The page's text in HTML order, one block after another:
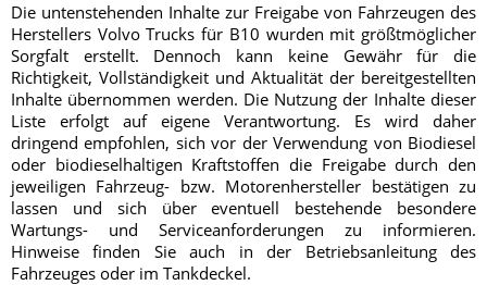
Die untenstehenden Inhalte zur Freigabe von Fahrzeugen des
Herstellers Volvo Trucks für B10 wurden mit größtmöglicher
Sorgfalt erstellt. Dennoch kann keine Gewähr für die
Richtigkeit, Vollständigkeit und Aktualität der bereitgestellten
Inhalte übernommen werden. Die Nutzung der Inhalte dieser
Liste erfolgt auf eigene Verantwortung. Es wird daher
dringend empfohlen, sich vor der Verwendung von Biodiesel
oder biodieselhaltigen Kraftstoffen die Freigabe durch den
jeweiligen Fahrzeug- bzw. Motorenhersteller bestätigen zu
lassen und sich über eventuell bestehende besondere
Wartungs- und Serviceanforderungen zu informieren.
Hinweise finden Sie auch in der Betriebsanleitung des
Fahrzeuges oder im Tankdeckel.